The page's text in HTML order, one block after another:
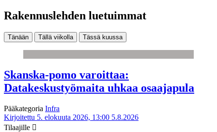
Rakennuslehden luetuimmat
Tänään Tällä viikolla Tässä kuussa
Skanska-pomo varoittaa:
Datakeskustyömaita uhkaa osaajapula
Pääkategoria Infra
Kirjoitettu 5. elokuuta 2026, 13:00 5.8.2026
Tilaajille